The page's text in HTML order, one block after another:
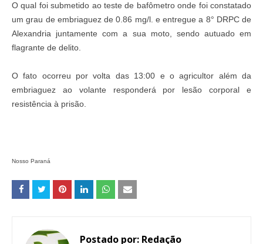
O qual foi submetido ao teste de bafômetro onde foi constatado
um grau de embriaguez de 0.86 mg/l. e entregue a 8° DRPC de
Alexandria juntamente com a sua moto, sendo autuado em
flagrante de delito.
O fato ocorreu por volta das 13:00 e o agricultor além da
embriaguez ao volante responderá por lesão corporal e
resistência à prisão.
Nosso Paraná
Postado por: Redação